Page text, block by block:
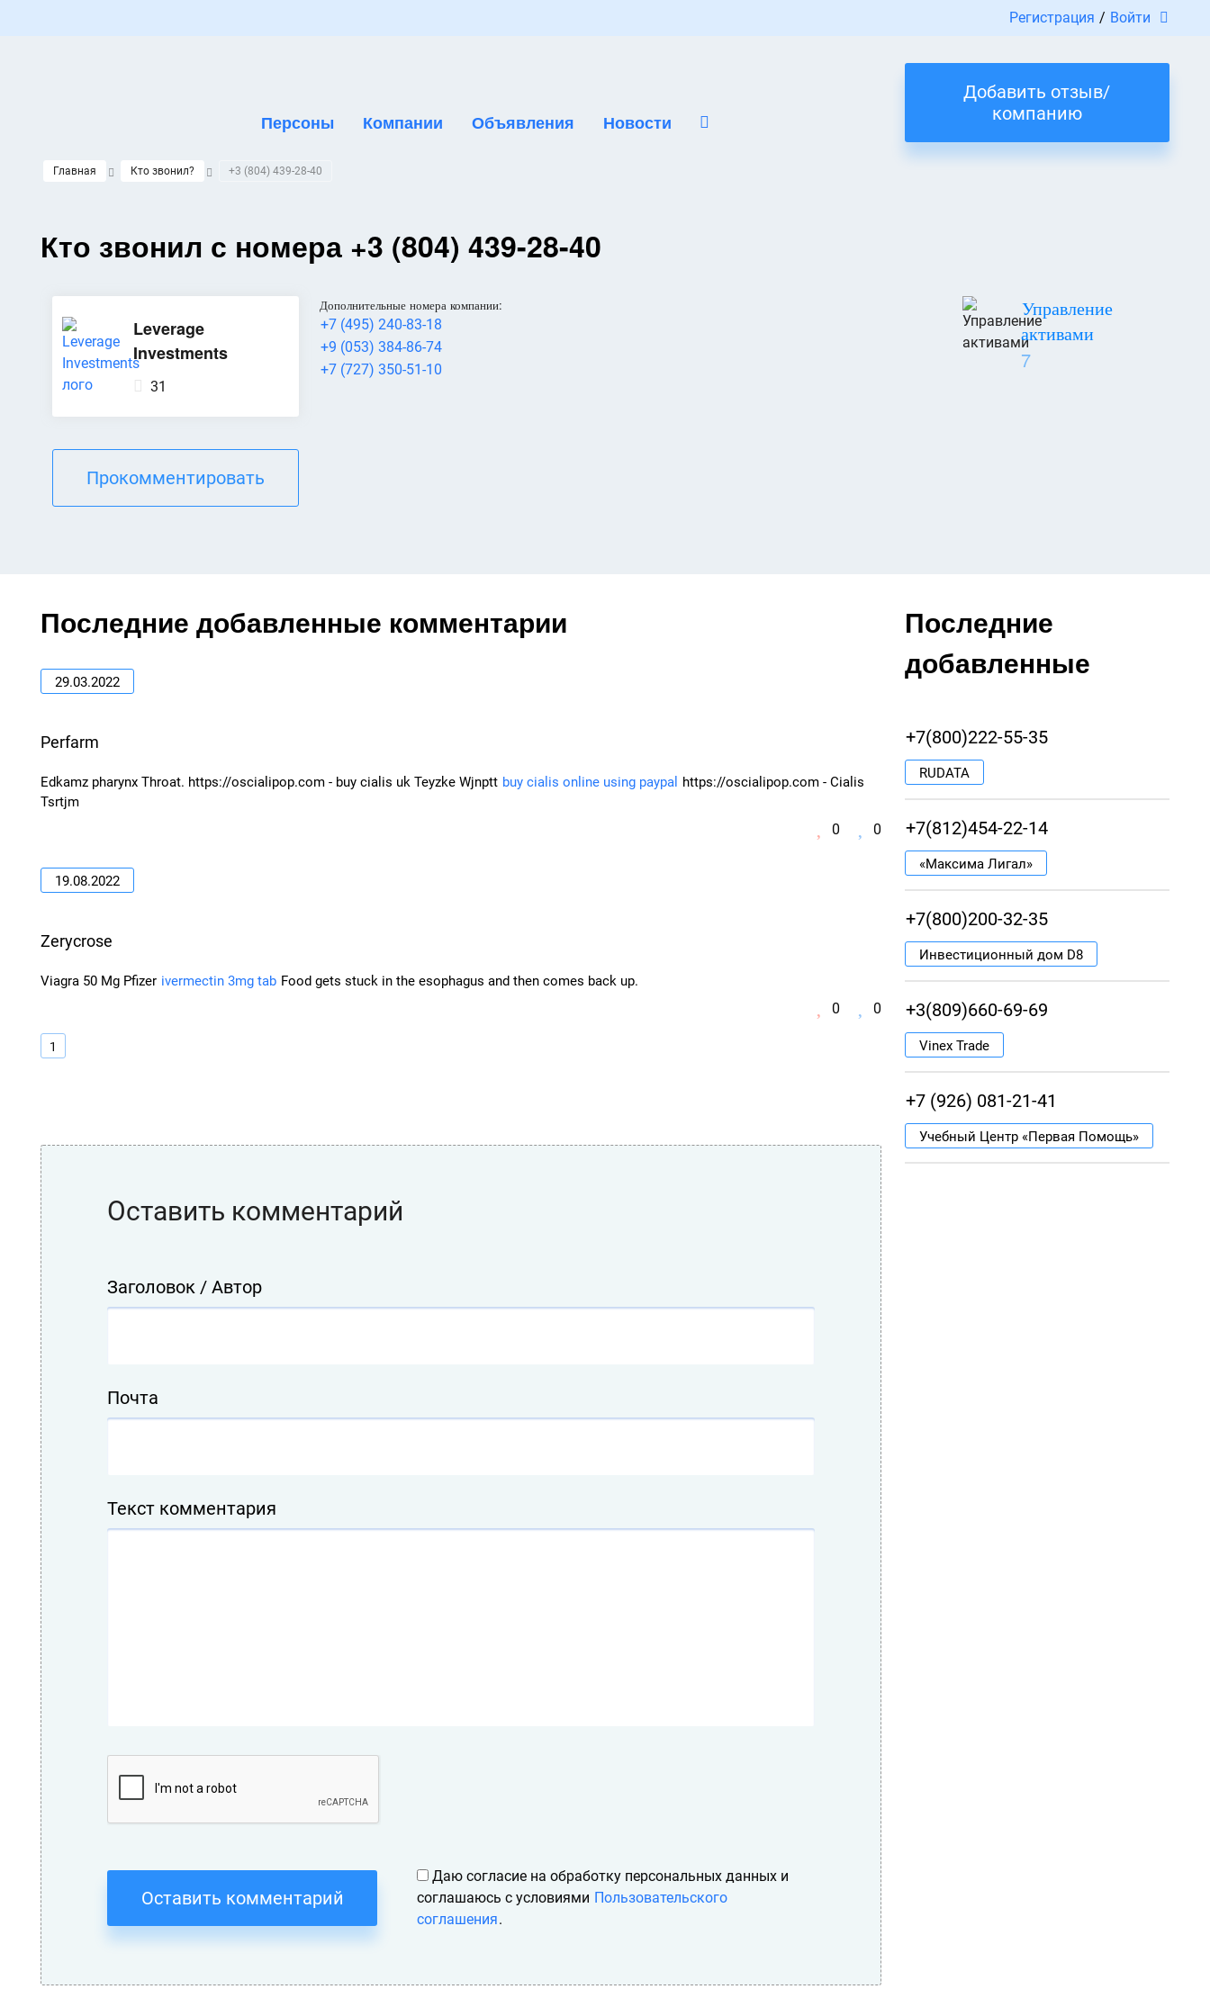
Регистрация / Войти
Персоны Компании Объявления Новости
Добавить отзыв/
компанию
Главная Кто звонил? +3 (804) 439-28-40
Кто звонил с номера +3 (804) 439-28-40
Leverage
Investments
31
Прокомментировать
Дополнительные номера компании:
+7 (495) 240-83-18
+9 (053) 384-86-74
+7 (727) 350-51-10
Управление
активами
7
Последние добавленные комментарии
29.03.2022
Perfarm
Edkamz pharynx Throat. https://oscialipop.com - buy cialis uk Teyzke Wjnptt buy cialis online using paypal https://oscialipop.com - Cialis
Tsrtjm
0 0
19.08.2022
Zerycrose
Viagra 50 Mg Pfizer ivermectin 3mg tab Food gets stuck in the esophagus and then comes back up.
0 0
1
Оставить комментарий
Заголовок / Автор
Почта
Текст комментария
Оставить комментарий
Даю согласие на обработку персональных данных и
соглашаюсь с условиями Пользовательского
соглашения.
Последние
добавленные
+7(800)222-55-35
RUDATA
+7(812)454-22-14
«Максима Лигал»
+7(800)200-32-35
Инвестиционный дом D8
+3(809)660-69-69
Vinex Trade
+7 (926) 081-21-41
Учебный Центр «Первая Помощь»